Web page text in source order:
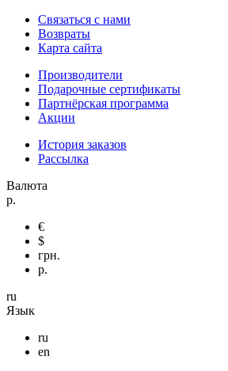
Связаться с нами
Возвраты
Карта сайта
Производители
Подарочные сертификаты
Партнёрская программа
Акции
История заказов
Рассылка
Валюта
р.
€
$
грн.
р.
ru
Язык
ru
en